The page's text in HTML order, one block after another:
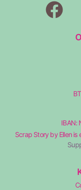
IBAN:
Scrap Story by Ellen is